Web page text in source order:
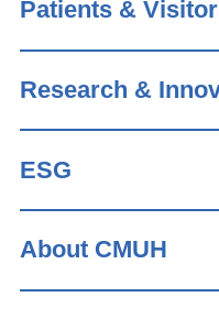
Patients &
Research &
ESG
About CMUH